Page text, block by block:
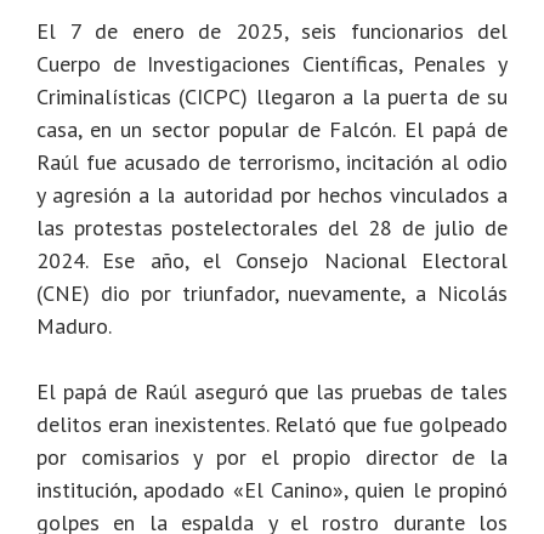
El 7 de enero de 2025, seis funcionarios del
Cuerpo de Investigaciones Científicas, Penales y
Criminalísticas (CICPC) llegaron a la puerta de su
casa, en un sector popular de Falcón. El papá de
Raúl fue acusado de terrorismo, incitación al odio
y agresión a la autoridad por hechos vinculados a
las protestas postelectorales del 28 de julio de
2024. Ese año, el Consejo Nacional Electoral
(CNE) dio por triunfador, nuevamente, a Nicolás
Maduro.
El papá de Raúl aseguró que las pruebas de tales
delitos eran inexistentes. Relató que fue golpeado
por comisarios y por el propio director de la
institución, apodado «El Canino», quien le propinó
golpes en la espalda y el rostro durante los